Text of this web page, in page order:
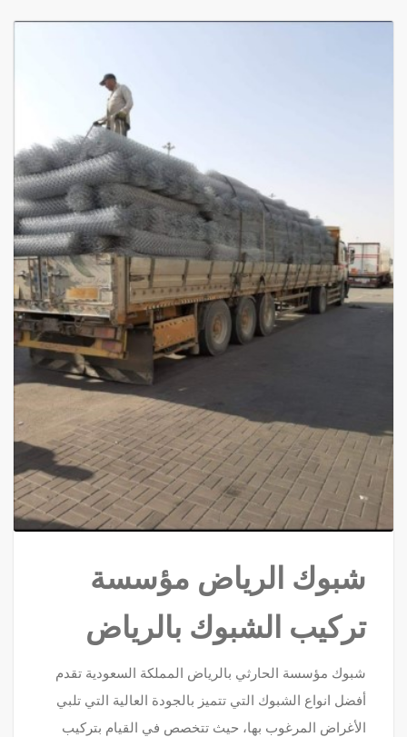
شبوك الرياض مؤسسة
تركيب الشبوك بالرياض
شبوك مؤسسة الحارثي بالرياض المملكة السعودية تقدم
أفضل انواع الشبوك التي تتميز بالجودة العالية التي تلبي
الأغراض المرغوب بها، حيث تتخصص في القيام بتركيب